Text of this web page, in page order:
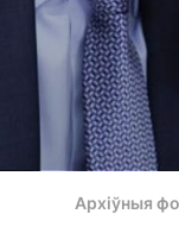
Архіўныя